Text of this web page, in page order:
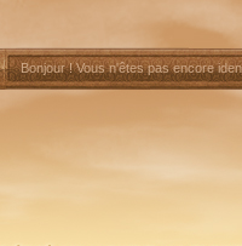
Bonjour !Vous n'êtes pas encore